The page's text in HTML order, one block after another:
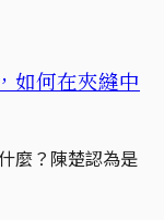
如何在夾縫中
麼？陳楚認為是